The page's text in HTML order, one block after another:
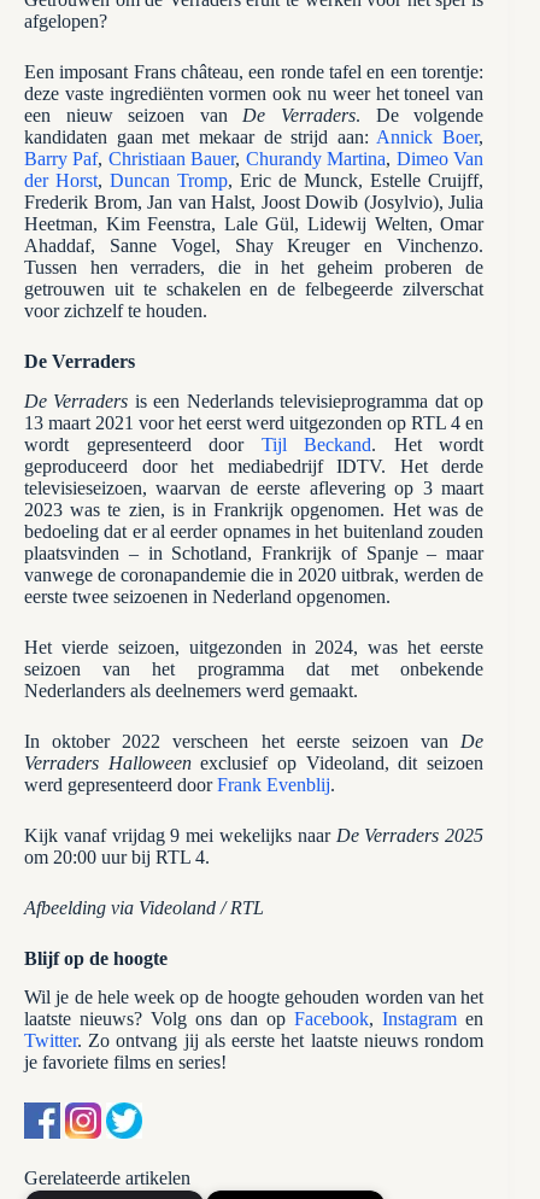
afgelopen?
Een imposant Frans château, een ronde tafel en een torentje:
deze vaste ingrediënten vormen ook nu weer het toneel van
een nieuw seizoen van De Verraders. De volgende
kandidaten gaan met mekaar de strijd aan: Annick Boer,
Barry Paf, Christiaan Bauer, Churandy Martina, Dimeo Van
der Horst,Duncan Tromp, Eric de Munck, Estelle Cruijff,
Frederik Brom, Jan van Halst, Joost Dowib (Josylvio), Julia
Heetman, Kim Feenstra, Lale Gül, Lidewij Welten, Omar
Ahaddaf, Sanne Vogel, Shay Kreuger en Vinchenzo.
Tussen hen verraders, die in het geheim proberen de
getrouwen uit te schakelen en de felbegeerde zilverschat
voor zichzelf te houden.
De Verraders
De Verraders is een Nederlands televisieprogramma dat op
13 maart 2021 voor het eerst werd uitgezonden op RTL 4 en
wordt gepresenteerd door Tijl Beckand. Het wordt
geproduceerd door het mediabedrijf IDTV. Het derde
televisieseizoen, waarvan de eerste aflevering op 3 maart
2023 was te zien, is in Frankrijk opgenomen. Het was de
bedoeling dat er al eerder opnames in het buitenland zouden
plaatsvinden – in Schotland, Frankrijk of Spanje – maar
vanwege de coronapandemie die in 2020 uitbrak, werden de
eerste twee seizoenen in Nederland opgenomen.
Het vierde seizoen, uitgezonden in 2024, was het eerste
seizoen van het programma dat met onbekende
Nederlanders als deelnemers werd gemaakt.
In oktober 2022 verscheen het eerste seizoen van De
Verraders Halloweenexclusief op Videoland, dit seizoen
werd gepresenteerd doorFrank Evenblij.
Kijk vanaf vrijdag 9 mei wekelijks naar De Verraders 2025
om 20:00 uur bij RTL 4.
Afbeelding via Videoland / RTL
Blijf op de hoogte
Wil je de hele week op de hoogte gehouden worden van het
laatste nieuws? Volg ons dan opFacebook,Instagramen
Twitter. Zo ontvang jij als eerste het laatste nieuws rondom
je favoriete films en series!
Gerelateerde artikelen